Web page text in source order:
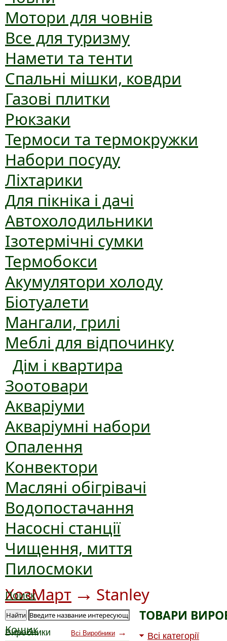
Мотори для човнів
Все для туризму
Намети та тенти
Спальні мішки, ковдри
Газові плитки
Рюкзаки
Термоси та термокружки
Набори посуду
Ліхтарики
Для пікніка і дачі
Автохолодильники
Ізотермічні сумки
Термобокси
Акумулятори холоду
Біотуалети
Мангали, грилі
Меблі для відпочинку
Дім і квартира
Зоотовари
Акваріуми
Акваріумні набори
Опалення
Конвектори
Масляні обігрівачі
Водопостачання
Насосні станції
Чищення, миття
Пилосмоки
Поиск
Найти
Кошик
ХозМарт → Stanley
Виробники Всі Виробники →
ТОВАРИ
Всі категорії